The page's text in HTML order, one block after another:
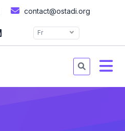
contact@ostadi.org
Fr